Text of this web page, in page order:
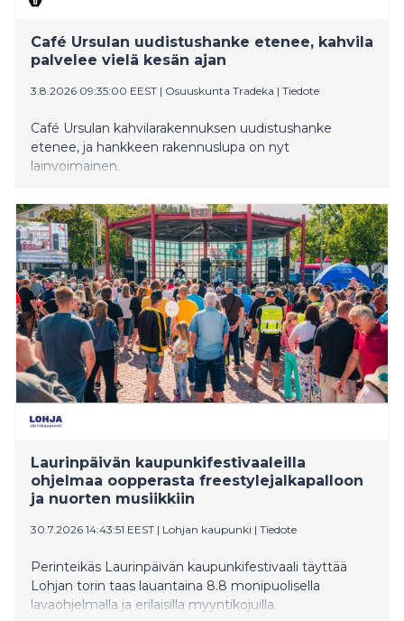
Café Ursulan uudistushanke etenee, kahvila
palvelee vielä kesän ajan
3.8.2026 09:35:00 EEST | Osuuskunta Tradeka | Tiedote
Café Ursulan kahvilarakennuksen uudistushanke
etenee, ja hankkeen rakennuslupa on nyt
lainvoimainen.
Laurinpäivän kaupunkifestivaaleilla
ohjelmaa oopperasta freestylejalkapalloon
ja nuorten musiikkiin
30.7.2026 14:43:51 EEST | Lohjan kaupunki | Tiedote
Perinteikäs Laurinpäivän kaupunkifestivaali täyttää
Lohjan torin taas lauantaina 8.8 monipuolisella
lavaohjelmalla ja erilaisilla myyntikojuilla.